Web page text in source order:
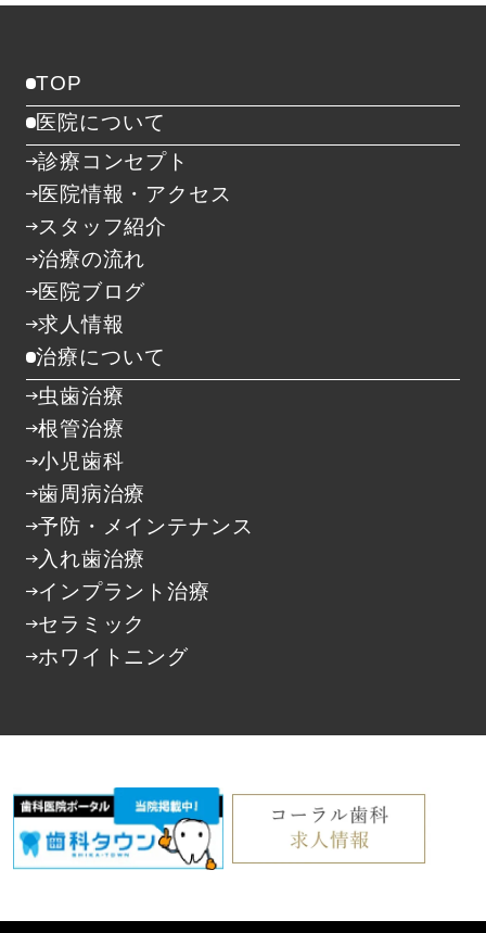
TOP
医院について
診療コンセプト
医院情報・アクセス
スタッフ紹介
治療の流れ
医院ブログ
求人情報
治療について
虫歯治療
根管治療
小児歯科
歯周病治療
予防・メインテナンス
入れ歯治療
インプラント治療
セラミック
ホワイトニング